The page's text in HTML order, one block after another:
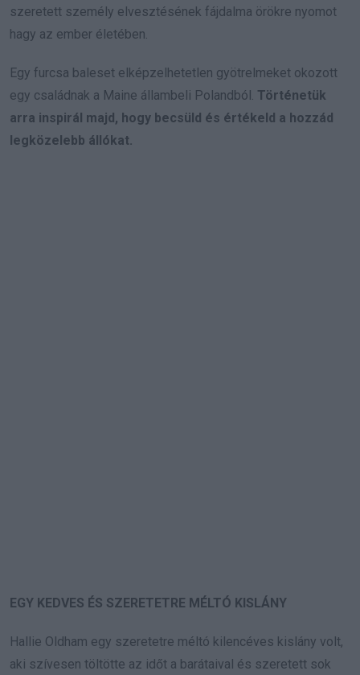
szeretett személy elvesztésének fájdalma örökre nyomot
hagy az ember életében.
Egy furcsa baleset elképzelhetetlen gyötrelmeket okozott
egy családnak a Maine állambeli Polandból. Történetük
arra inspirál majd, hogy becsüld és értékeld a hozzád
legközelebb állókat.
EGY KEDVES ÉS SZERETETRE MÉLTÓ KISLÁNY
Hallie Oldham egy szeretetre méltó kilencéves kislány volt,
aki szívesen töltötte az időt a barátaival és szeretett sok